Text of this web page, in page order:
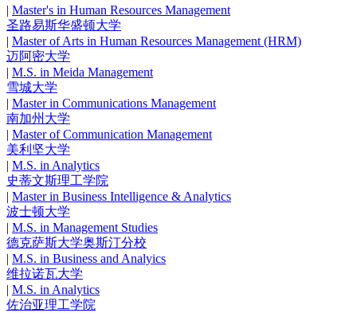
| Master's in Human Resources Management
圣路易斯华盛顿大学
| Master of Arts in Human Resources Management (HRM)
迈阿密大学
| M.S. in Meida Management
雪城大学
| Master in Communications Management
南加州大学
| Master of Communication Management
美利坚大学
| M.S. in Analytics
史蒂文斯理工学院
| Master in Business Intelligence & Analytics
波士顿大学
| M.S. in Management Studies
德克萨斯大学奥斯汀分校
| M.S. in Business and Analyics
维拉诺瓦大学
| M.S. in Analytics
佐治亚理工学院